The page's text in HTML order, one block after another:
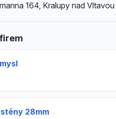
164, Kralupy nad Vltavou
28mm